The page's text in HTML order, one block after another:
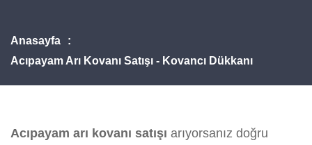
Anasayfa
Acıpayam Arı Kovanı Satışı - Kovancı Dükkanı
Acıpayam arı kovanı satışı arıyorsanız doğru